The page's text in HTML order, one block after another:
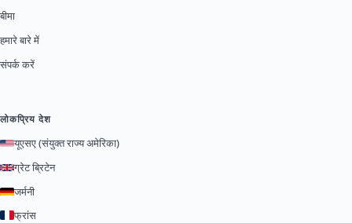
बीमा
हमारे बारे में
संपर्क करें
लोकप्रिय देश
यूएसए (संयुक्त राज्य अमेरिका)
ग्रेट ब्रिटेन
जर्मनी
फ्रांस